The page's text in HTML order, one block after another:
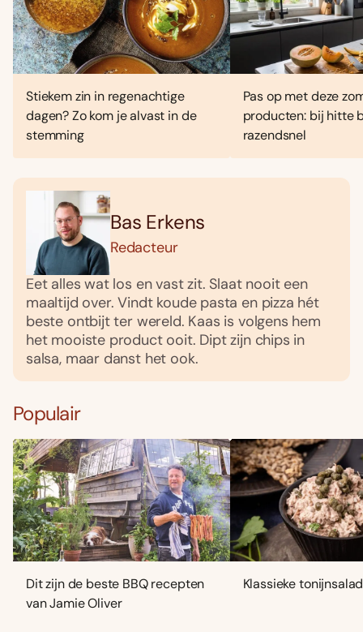
Stiekem zin in regenachtige
dagen? Zo kom je alvast in de
stemming
Pas op met deze
producten: bij hitte
razendsnel
Bas Erkens
Redacteur
Eet alles wat los en vast zit. Slaat nooit een
maaltijd over. Vindt koude pasta en pizza hét
beste ontbijt ter wereld. Kaas is volgens hem
het mooiste product ooit. Dipt zijn chips in
salsa, maar danst het ook.
Populair
Dit zijn de beste BBQ recepten
van Jamie Oliver
Klassieke